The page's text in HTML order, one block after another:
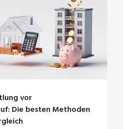
vor
Die besten Methoden